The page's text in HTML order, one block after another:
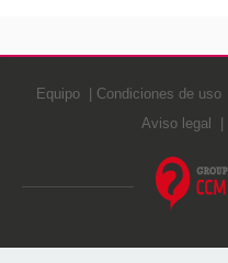
Equipo Condiciones de uso
Aviso legal